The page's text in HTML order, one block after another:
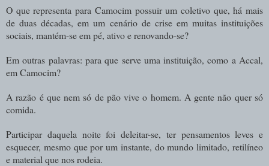
O que representa para Camocim possuir um coletivo que, há mais
de duas décadas, em um cenário de crise em muitas instituições
sociais, mantém-se em pé, ativo e renovando-se?
Em outras palavras: para que serve uma instituição, como a Accal,
em Camocim?
A razão é que nem só de pão vive o homem. A gente não quer só
comida.
Participar daquela noite foi deleitar-se, ter pensamentos leves e
esquecer, mesmo que por um instante, do mundo limitado, retilíneo
e material que nos rodeia.